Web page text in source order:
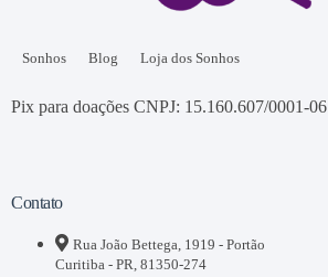
Sonhos Blog Loja dos Sonhos
Pix para doações CNPJ: 15.160.607/0001-06
Contato
Rua João Bettega, 1919 - Portão
Curitiba - PR, 81350-274